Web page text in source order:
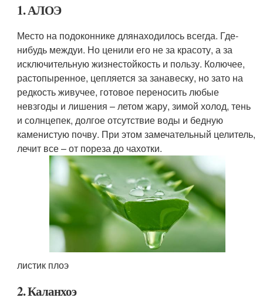
1. АЛОЭ
Место на подоконнике длянаходилось всегда. Где-
нибудь междуи. Но ценили его не за красоту, а за
исключительную жизнестойкость и пользу. Колючее,
растопыренное, цепляется за занавеску, но зато на
редкость живучее, готовое переносить любые
невзгоды и лишения – летом жару, зимой холод, тень
и солнцепек, долгое отсутствие воды и бедную
каменистую почву. При этом замечательный целитель,
лечит все – от пореза до чахотки.
листик плоэ
2. Каланхоэ